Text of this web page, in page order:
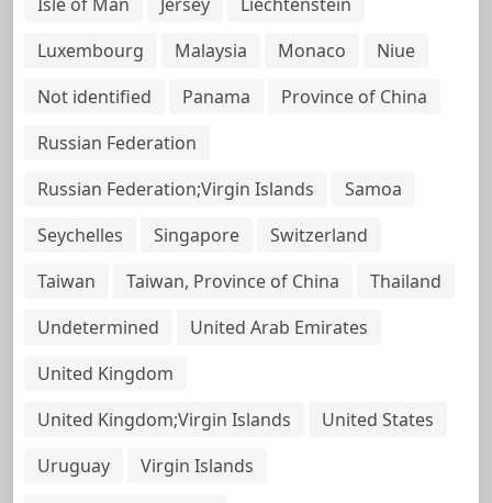
Luxembourg
Malaysia Monaco
Niue
Not identified
Panama
Province of China
Russian Federation
Russian Federation;Virgin Islands
Samoa
Seychelles
Singapore
Switzerland
Taiwan
Taiwan, Province of China
Thailand
Undetermined
United Arab Emirates
United Kingdom
United Kingdom;Virgin Islands
United States
Uruguay
Virgin Islands